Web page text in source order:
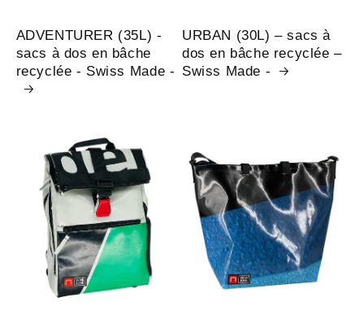
ADVENTURER (35L) -
sacs à dos en bâche
recyclée - Swiss Made -
URBAN (30L) – sacs à
dos en bâche recyclée –
Swiss Made -